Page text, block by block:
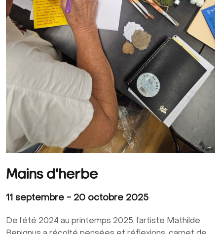
Mains d'herbe
11 septembre - 20 octobre 2025
De l’été 2024 au printemps 2025, l’artiste Mathilde